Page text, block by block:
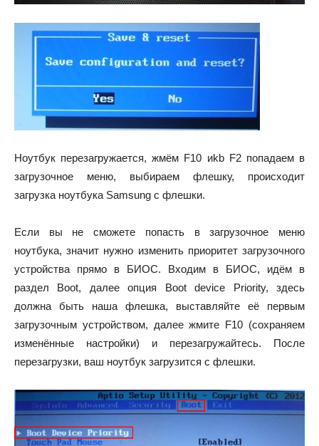
Ноутбук перезагружается, жмём F10 иkb F2 попадаем в
загрузочное меню, выбираем флешку, происходит
загрузка ноутбука Samsung с флешки.
Если вы не сможете попасть в загрузочное меню
ноутбука, значит нужно изменить приоритет загрузочного
устройства прямо в БИОС. Входим в БИОС, идём в
раздел Boot, далее опция Boot device Priority, здесь
должна быть наша флешка, выставляйте её первым
загрузочным устройством, далее жмите F10 (сохраняем
изменённые настройки) и перезагружайтесь. После
перезагрузки, ваш ноутбук загрузится с флешки.